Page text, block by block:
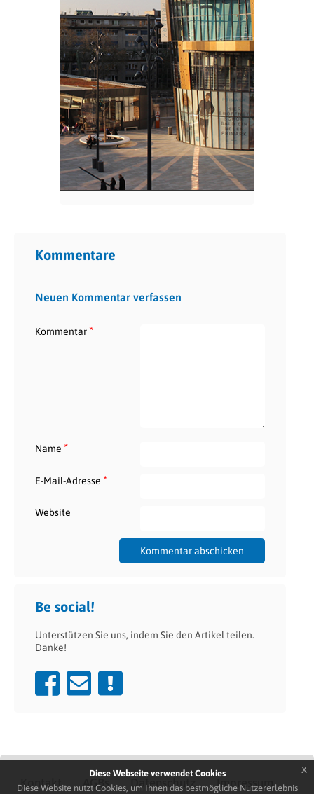
Kommentare
Neuen Kommentar verfassen
Kommentar*
Name *
E-Mail-Adresse *
Website
Be social!
Unterstützen Sie uns, indem Sie den Artikel teilen.
Danke!
Kontakt AGBs Datenschutz Impressum
Diese Webseite verwendet Cookies
Diese Website nutzt Cookies, um Ihnen das bestmögliche Nutzererlebnis
x